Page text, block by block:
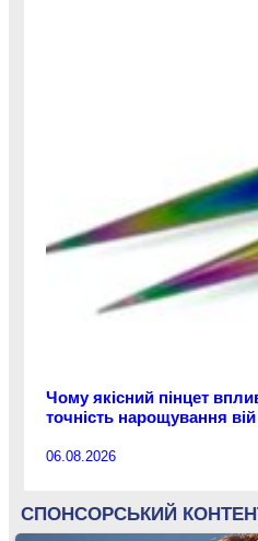
Чому якісний пінцет
точність нарощування вій
06.08.2026